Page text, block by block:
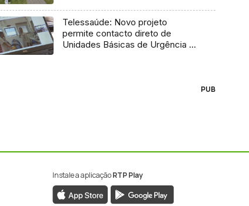
Telessaúde: Novo projeto
permite contacto direto de
Unidades Básicas de Urgência e
PUB
Instale a aplicaçãoRTP Play